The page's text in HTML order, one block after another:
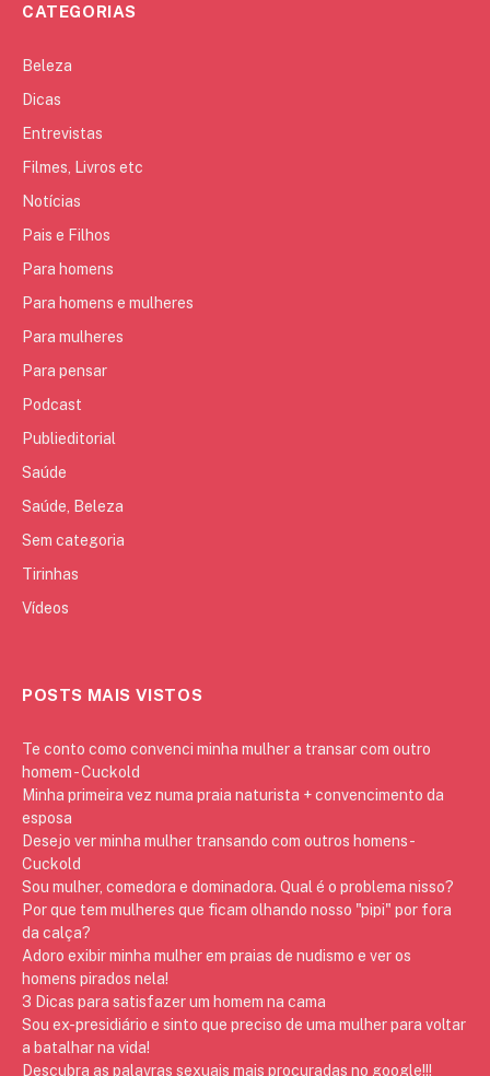
CATEGORIAS
Beleza
Dicas
Entrevistas
Filmes, Livros etc
Notícias
Pais e Filhos
Para homens
Para homens e mulheres
Para mulheres
Para pensar
Podcast
Publieditorial
Saúde
Saúde, Beleza
Sem categoria
Tirinhas
Vídeos
POSTS MAIS VISTOS
Te conto como convenci minha mulher a transar com outro
homem - Cuckold
Minha primeira vez numa praia naturista + convencimento da
esposa
Desejo ver minha mulher transando com outros homens -
Cuckold
Sou mulher, comedora e dominadora. Qual é o problema nisso?
Por que tem mulheres que ficam olhando nosso "pipi" por fora
da calça?
Adoro exibir minha mulher em praias de nudismo e ver os
homens pirados nela!
3 Dicas para satisfazer um homem na cama
Sou ex-presidiário e sinto que preciso de uma mulher para voltar
a batalhar na vida!
Descubra as palavras sexuais mais procuradas no google!!!